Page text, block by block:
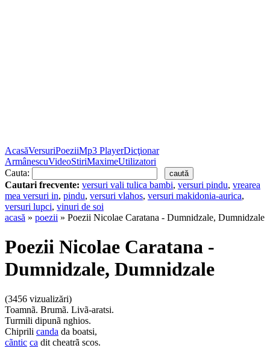
AcasăVersuriPoeziiMp3 PlayerDicţionar
ArmânescuVideoStiriMaximeUtilizatori
Cauta:
Cautari frecvente: versuri vali tulica bambi, versuri pindu, vrearea
mea versuri in, pindu, versuri vlahos, versuri makidonia-aurica,
versuri lupci, vinuri de soi
acasă » poezii » Poezii Nicolae Caratana - Dumnidzale, Dumnidzale
Poezii Nicolae Caratana -
Dumnidzale, Dumnidzale
(3456 vizualizări)
Toamnã. Brumã. Livã-aratsi.
Turmili dipunã nghios.
Chiprili canda da boatsi,
cãntic ca dit cheatrã scos.